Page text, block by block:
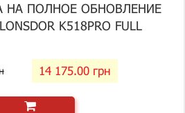
НА ПОЛНОЕ ОБНОВЛЕНИЕ
K518PRO FULL
14 175.00 грн